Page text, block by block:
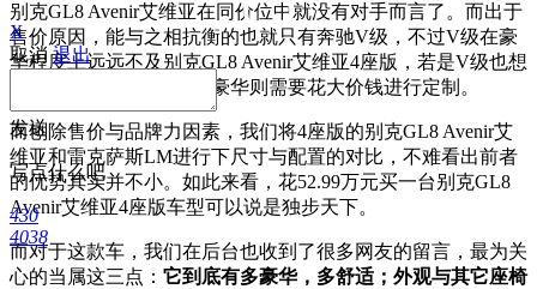
别克GL8 Avenir艾维亚在同价位中就没有对手而言了。而出于
售价原因，能与之相抗衡的也就只有奔驰V级，不过V级在豪
华程度上远远不及 别克GL8 Avenir艾维亚4座版，若是V级也想
体验4座版车型的尊贵与豪华则需要花大价钱进行定制。
而刨除售价与品牌力因素，我们将4座版的别克GL8 Avenir艾
维亚和雷克萨斯LM进行下尺寸与配置的对比，不难看出前者
的优势其实并不小。 如此来看，花52.99万元买一台别克GL8
Avenir艾维亚4座版车型可以说是独步天下。
而对于这款车，我们在后台也收到了很多网友的留言，最为关
心的当属这三点： 它到底有多豪华，多舒适；外观与其它座椅
X
取消 退出
发送
写点什么吧
430
4038